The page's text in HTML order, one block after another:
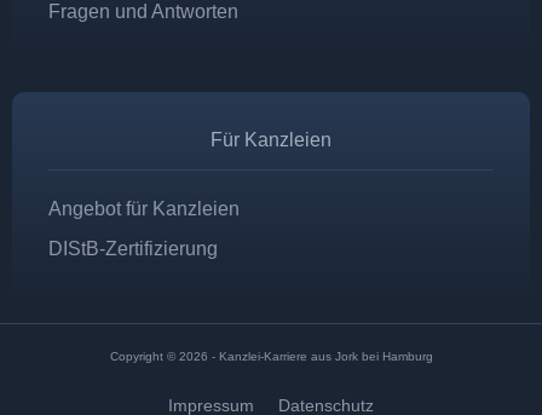
Fragen und Antworten
Für Kanzleien
Angebot für Kanzleien
DIStB-Zertifizierung
Copyright © 2026 - Kanzlei-Karriere aus Jork bei Hamburg
Impressum Datenschutz